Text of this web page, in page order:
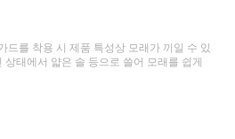
드를 착용 시 제품 특성상 모래가 끼일 수 있
상태에서 얇은 솔 등으로 쓸어 모래를 쉽게